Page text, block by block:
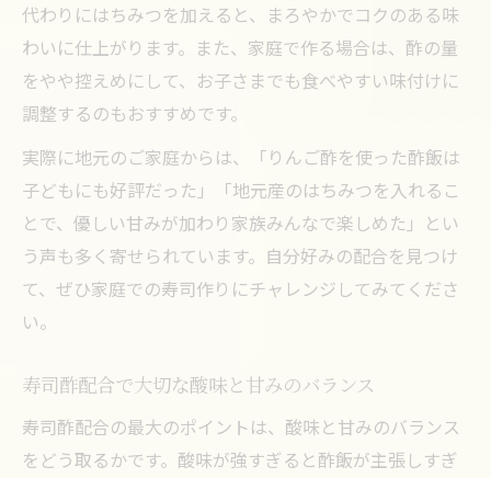
代わりにはちみつを加えると、まろやかでコクのある味
わいに仕上がります。また、家庭で作る場合は、酢の量
をやや控えめにして、お子さまでも食べやすい味付けに
調整するのもおすすめです。
実際に地元のご家庭からは、「りんご酢を使った酢飯は
子どもにも好評だった」「地元産のはちみつを入れるこ
とで、優しい甘みが加わり家族みんなで楽しめた」とい
う声も多く寄せられています。自分好みの配合を見つけ
て、ぜひ家庭での寿司作りにチャレンジしてみてくださ
い。
寿司酢配合で大切な酸味と甘みのバランス
寿司酢配合の最大のポイントは、酸味と甘みのバランス
をどう取るかです。酸味が強すぎると酢飯が主張しすぎ